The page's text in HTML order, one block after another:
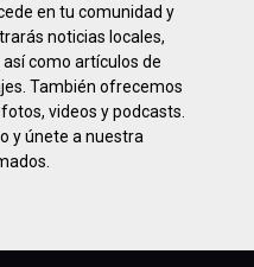
en tu comunidad y
noticias locales,
como artículos de
También ofrecemos
videos y podcasts.
y únete a nuestra